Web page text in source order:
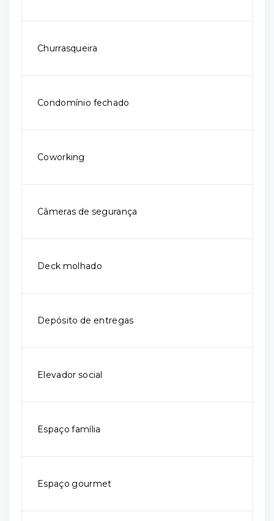
Churrasqueira
Condomínio fechado
Coworking
Câmeras de segurança
Deck molhado
Depósito de entregas
Elevador social
Espaço família
Espaço gourmet